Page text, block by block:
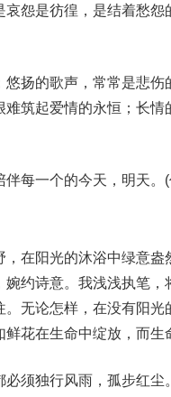
哀怨是彷徨，是结着愁
扬的歌声，常常是悲
筑起爱情的永恒；长情
每一个的今天，明天。
在阳光的沐浴中绿意盎
约诗意。我浅浅执笔，
无论怎样，在没有阳光
花在生命中绽放，而生
须独行风雨，孤步红尘